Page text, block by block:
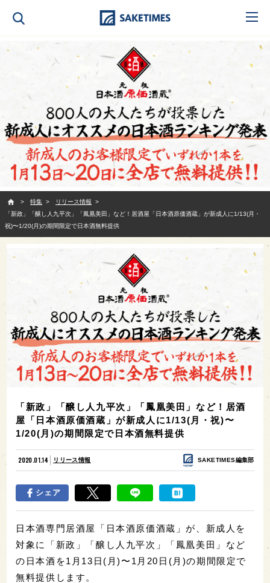
特集
リリース情報
「新政」「醸し人九平次」「鳳凰美田」など！居酒屋「日本酒原価酒蔵」が新成人に1/13(月・
祝)〜1/20(月)の期間限定で日本酒無料提供
「新政」「醸し人九平次」「鳳凰美田」など！居酒
屋「日本酒原価酒蔵」が新成人に1/13(月・祝)〜
1/20(月)の期間限定で日本酒無料提供
2020.01.14 リリース情報 SAKETIMES編集部
シェア
日本酒専門居酒屋「日本酒原価酒蔵」が、新成人を
対象に「新政」「醸し人九平次」「鳳凰美田」など
の日本酒を1月13日(月)〜1月20日(月)の期間限定で
無料提供します。